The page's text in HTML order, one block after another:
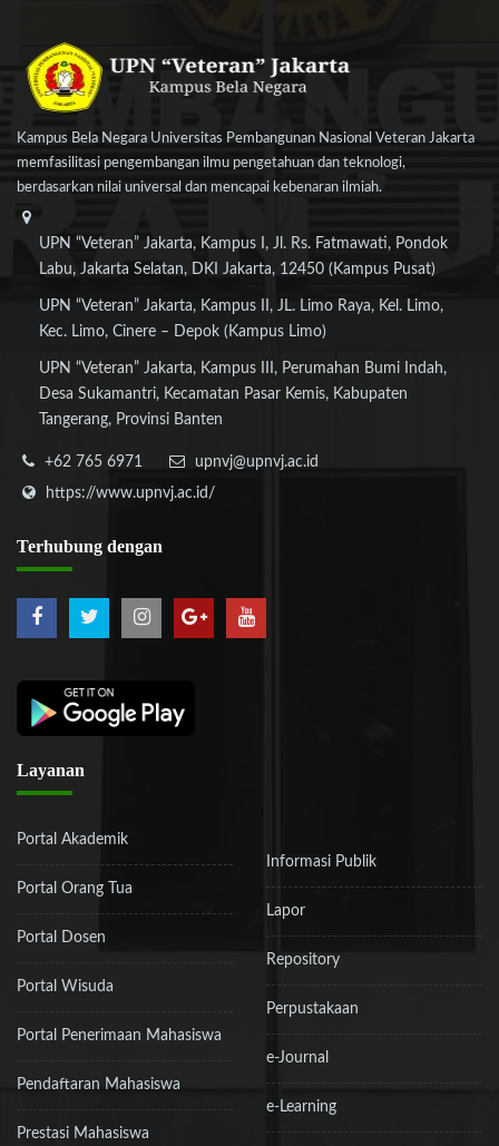
Kampus Bela Negara Universitas Pembangunan Nasional Veteran Jakarta
memfasilitasi pengembangan ilmu pengetahuan dan teknologi,
berdasarkan nilai universal dan mencapai kebenaran ilmiah.
UPN “Veteran” Jakarta, Kampus I, Jl. Rs. Fatmawati, Pondok
Labu, Jakarta Selatan, DKI Jakarta, 12450 (Kampus Pusat)
UPN “Veteran” Jakarta, Kampus II, JL. Limo Raya, Kel. Limo,
Kec. Limo, Cinere – Depok (Kampus Limo)
UPN “Veteran” Jakarta, Kampus III, Perumahan Bumi Indah,
Desa Sukamantri, Kecamatan Pasar Kemis, Kabupaten
Tangerang, Provinsi Banten
+62 765 6971
upnvj@upnvj.ac.id
https://www.upnvj.ac.id/
Terhubung dengan
Layanan
Portal Akademik
Portal Orang Tua
Portal Dosen
Portal Wisuda
Portal Penerimaan Mahasiswa
Pendaftaran Mahasiswa
Prestasi Mahasiswa
Informasi Publik
Lapor
Repository
Perpustakaan
e-Journal
e-Learning